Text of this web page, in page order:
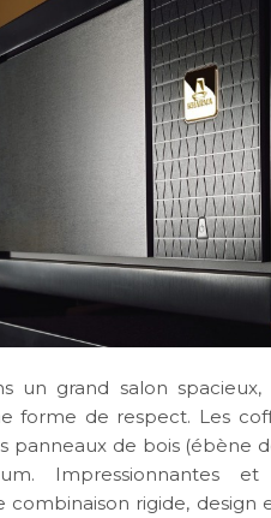
un grand salon spacieux,
forme de respect. Les
panneaux de bois (ébène
Impressionnantes
rigide, design